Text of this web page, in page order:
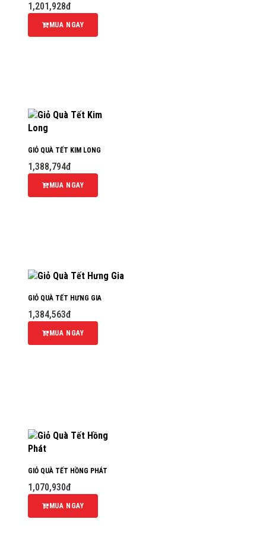
1,201,928đ
MUA NGAY
GIỎ QUÀ TẾT KIM LONG
1,388,794đ
MUA NGAY
GIỎ QUÀ TẾT HƯNG GIA
1,384,563đ
MUA NGAY
GIỎ QUÀ TẾT HỒNG PHÁT
1,070,930đ
MUA NGAY